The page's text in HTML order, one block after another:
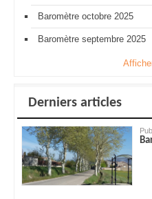
Baromètre octobre 2025
Baromètre septembre 2025
Derniers articles